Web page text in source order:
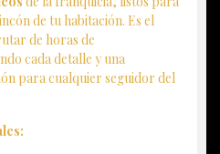
de tu habitación. Es el
de horas de
cada detalle y una
para cualquier seguidor del